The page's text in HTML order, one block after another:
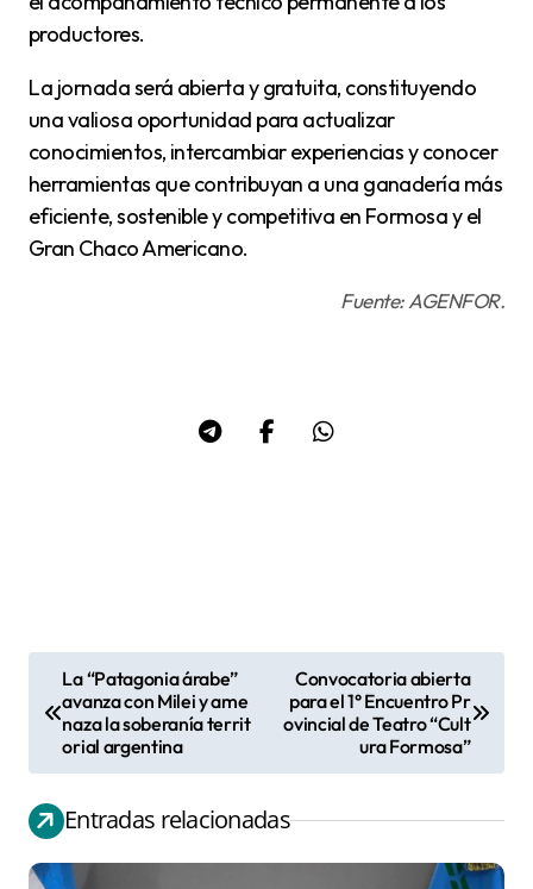
productores.
La jornada será abierta y gratuita, constituyendo
una valiosa oportunidad para actualizar
conocimientos, intercambiar experiencias y conocer
herramientas que contribuyan a una ganadería más
eficiente, sostenible y competitiva en Formosa y el
Gran Chaco Americano.
Fuente: AGENFOR.
v
e
g
a
La “Patagonia árabe”
avanza con Milei y ame
naza la soberanía territ
orial argentina
Convocatoria abierta
para el 1° Encuentro Pr
ovincial de Teatro “Cult
ura Formosa”
Entradas relacionadas